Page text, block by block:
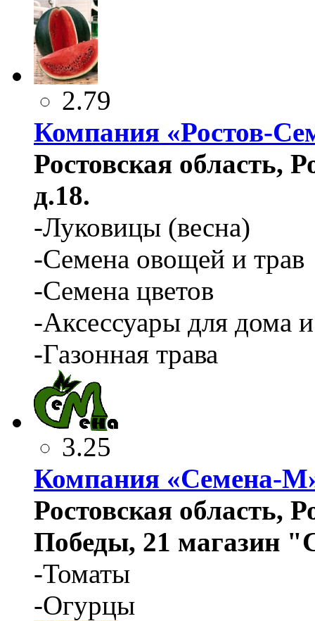
2.79
Компания «Ростов-
Ростовская область,
д.18.
-Луковицы (весна)
-Семена овощей и трав
-Семена цветов
-Аксессуары для дома
-Газонная трава
3.25
Компания «Семена-
Ростовская область,
Победы, 21 магазин
-Томаты
-Огурцы